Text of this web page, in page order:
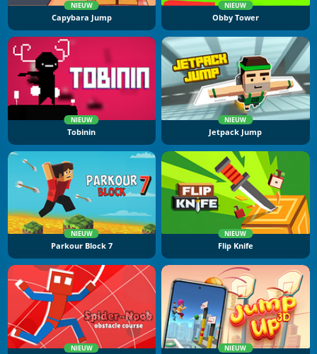
NIEUW
Capybara Jump
NIEUW
Obby Tower
NIEUW
Tobinin
NIEUW
Jetpack Jump
NIEUW
Parkour Block 7
NIEUW
Flip Knife
NIEUW NIEUW